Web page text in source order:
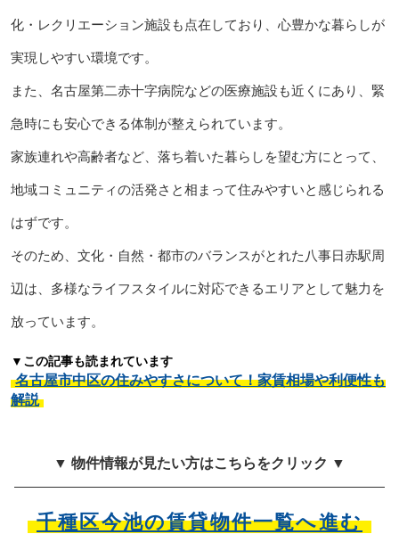
化・レクリエーション施設も点在しており、心豊かな暮らしが
実現しやすい環境です。
また、名古屋第二赤十字病院などの医療施設も近くにあり、緊
急時にも安心できる体制が整えられています。
家族連れや高齢者など、落ち着いた暮らしを望む方にとって、
地域コミュニティの活発さと相まって住みやすいと感じられる
はずです。
そのため、文化・自然・都市のバランスがとれた八事日赤駅周
辺は、多様なライフスタイルに対応できるエリアとして魅力を
放っています。
▼この記事も読まれています
名古屋市中区の住みやすさについて！家賃相場や利便性も
解説
▼ 物件情報が見たい方はこちらをクリック ▼
千種区今池の賃貸物件一覧へ進む